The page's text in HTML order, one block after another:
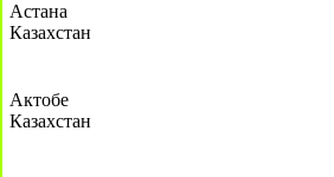
Астана
Казахстан
Актобе
Казахстан